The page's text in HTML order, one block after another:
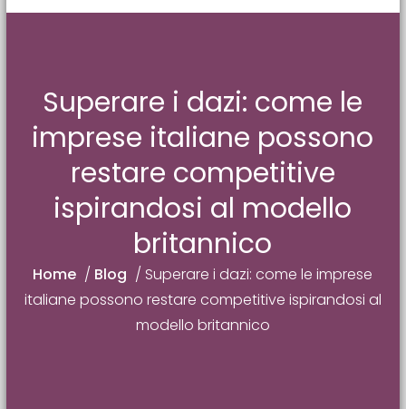
Superare i dazi: come le
imprese italiane possono
restare competitive
ispirandosi al modello
britannico
Home / Blog / Superare i dazi: come le imprese
italiane possono restare competitive ispirandosi al
modello britannico